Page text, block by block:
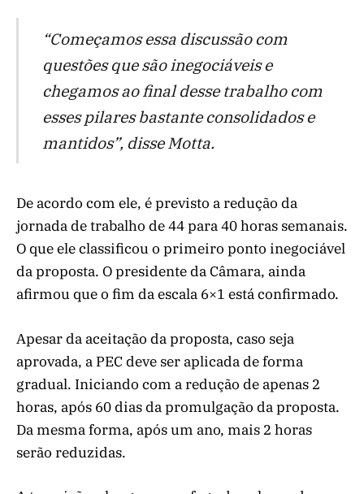
“Começamos essa discussão com
questões que são inegociáveis e
chegamos ao final desse trabalho com
esses pilares bastante consolidados e
mantidos”, disse Motta.
De acordo com ele, é previsto a redução da
jornada de trabalho de 44 para 40 horas semanais.
O que ele classificou o primeiro ponto inegociável
da proposta. O presidente da Câmara, ainda
afirmou que o fim da escala 6×1 está confirmado.
Apesar da aceitação da proposta, caso seja
aprovada, a PEC deve ser aplicada de forma
gradual. Iniciando com a redução de apenas 2
horas, após 60 dias da promulgação da proposta.
Da mesma forma, após um ano, mais 2 horas
serão reduzidas.